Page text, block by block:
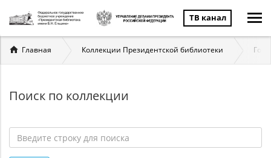
ТВ канал
Вы
здесь
Главная Коллекции Президентской библиотеки
Поиск по коллекции